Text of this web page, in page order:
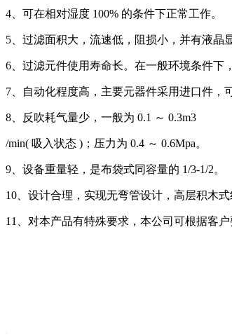
4、可在相对湿度 100% 的条件下正常工作。
5、过滤面积大，流速低，阻损小，并有液晶
6、过滤元件使用寿命长。在一般环境条件下
7、自动化程度高，主要元器件采用进口件，
8、反吹耗气量少，一般为 0.1 ～ 0.3m3
/min( 吸入状态 )；压力为 0.4 ～ 0.6Mpa。
9、设备重量轻，是布袋式同容量的 1/3-1/2。
10、设计合理，实现无弯管设计，高层积木式
11、对本产品有特殊要求，本公司可根据客